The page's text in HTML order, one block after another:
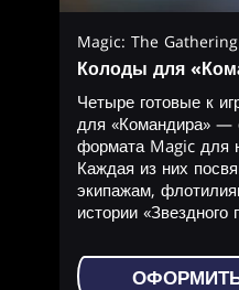
Magic: The
Колоды для
Четыре готовые к
для «Командира» —
формата Magic для
Каждая из них
экипажам,
истории «Звездного